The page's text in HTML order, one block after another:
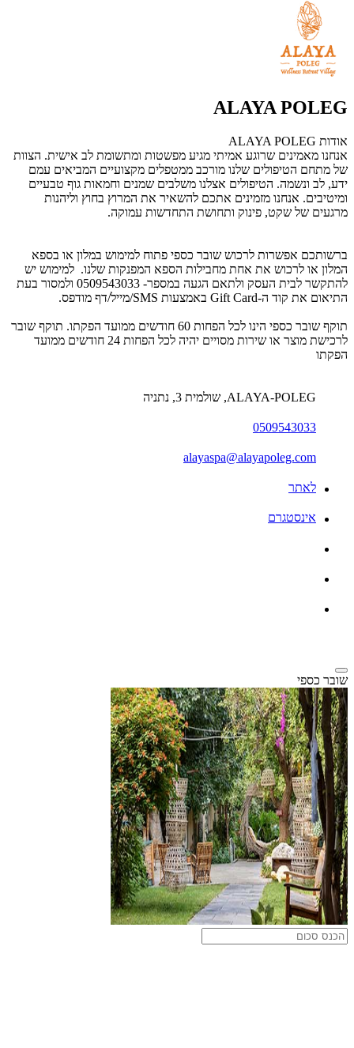
ALAYA POLEG
אודות ALAYA POLEG
אנחנו מאמינים שרוגע אמיתי מגיע מפשטות ומתשומת לב אישית. הצוות
של מתחם הטיפולים שלנו מורכב ממטפלים מקצועיים המביאים עמם
ידע, לב ונשמה. הטיפולים אצלנו משלבים שמנים וחמאות גוף טבעיים
ומיטיבים. אנחנו מזמינים אתכם להשאיר את המרוץ בחוץ וליהנות
מרגעים של שקט, פינוק ותחושת התחדשות עמוקה.
ברשותכם אפשרות לרכוש שובר כספי פתוח למימוש במלון או בספא
המלון או לרכוש את אחת מחבילות הספא המפנקות שלנו. למימוש יש
להתקשר לבית העסק ולתאם הגעה במספר- 0509543033 ולמסור בעת
התיאום את קוד ה-Gift Card באמצעות SMS/מייל/דף מודפס.
תוקף שובר כספי הינו לכל הפחות 60 חודשים ממועד הפקתו. תוקף שובר
לרכישת מוצר או שירות מסויים יהיה לכל הפחות 24 חודשים ממועד
הפקתו
ALAYA-POLEG, שולמית 3, נתניה
0509543033
alayaspa@alayapoleg.com
לאתר
אינסטגרם
שובר כספי